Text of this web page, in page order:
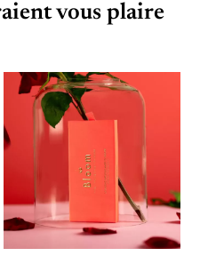
vous plaire